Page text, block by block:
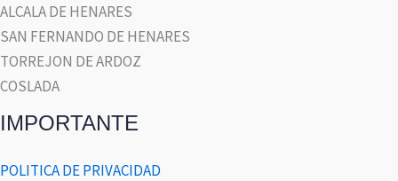
ALCALA DE HENARES
SAN FERNANDO DE HENARES
TORREJON DE ARDOZ
COSLADA
IMPORTANTE
POLITICA DE PRIVACIDAD